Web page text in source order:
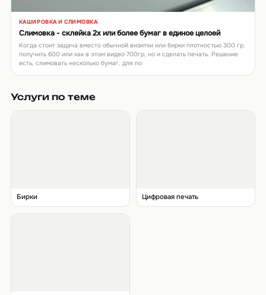
▶
КАШИРОВКА И СЛИМОВКА
Слимовка - склейка 2х или более бумаг в единое целоей
Когда стоит задача вместо обычной визитки или бирки плотностью 300 гр.
получить 600 или как в этом видео 700гр, но и сделать печать. Решение
есть, слимовать несколько бумаг, для по
Услуги по теме
Бирки Цифровая печать